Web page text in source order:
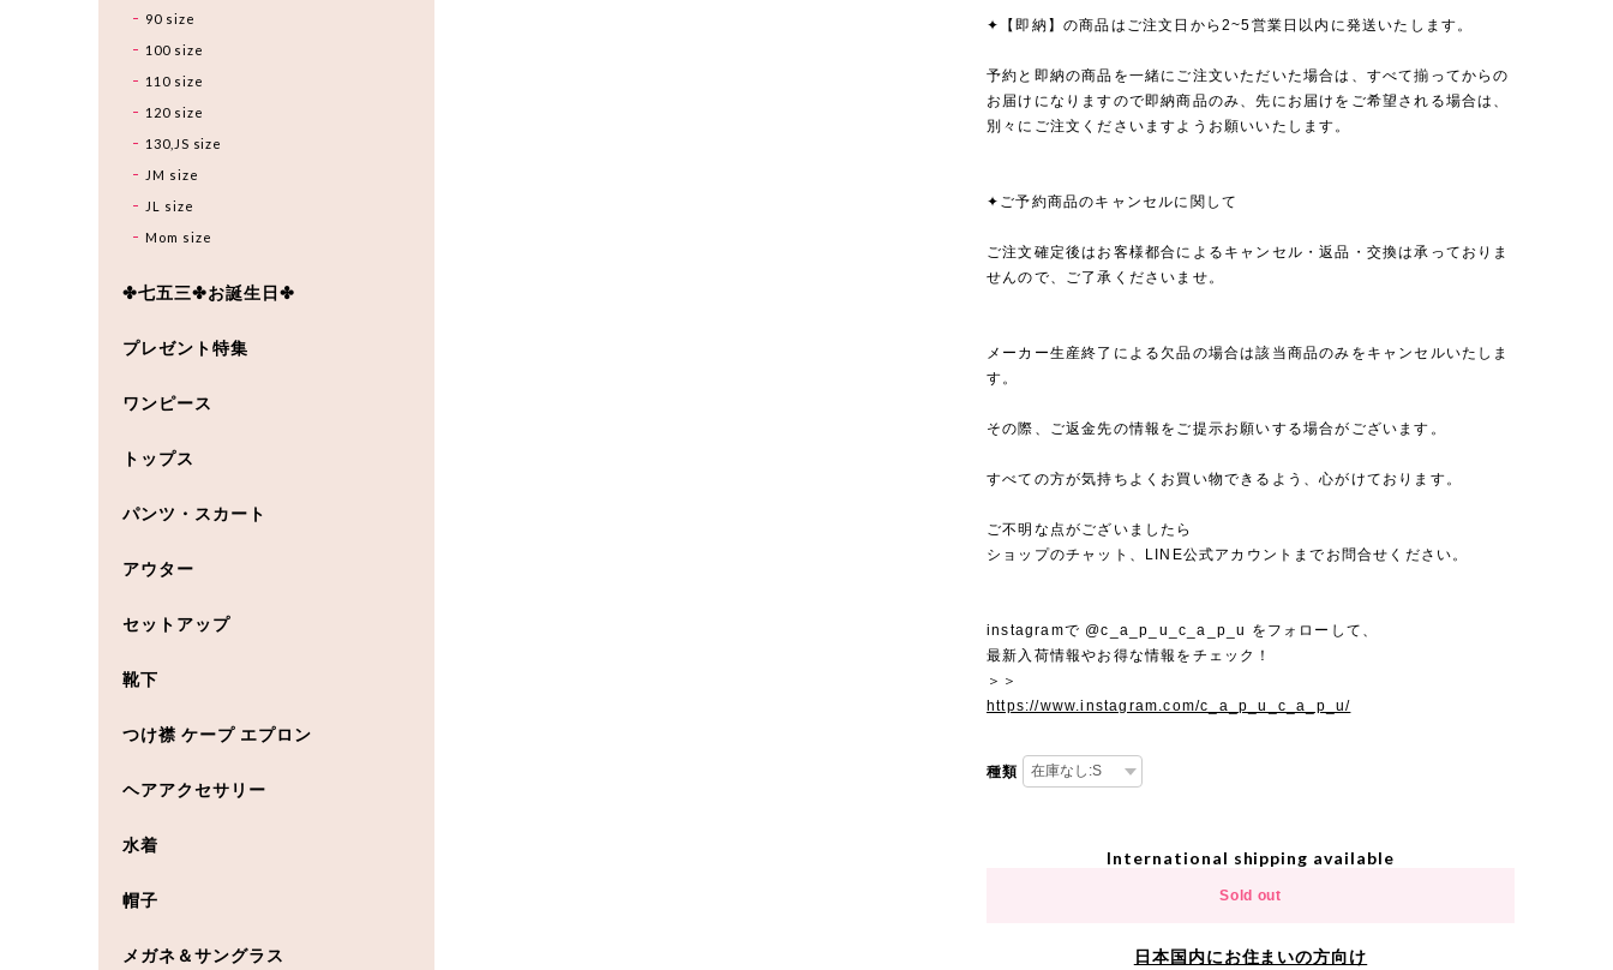
✦【即納】の商品はご注文日から2~5営業日以内に発送いたします。
予約と即納の商品を一緒にご注文いただいた場合は、すべて揃ってからの
お届けになりますので即納商品のみ、先にお届けをご希望される場合は、
別々にご注文くださいますようお願いいたします。
✦ご予約商品のキャンセルに関して
ご注文確定後はお客様都合によるキャンセル・返品・交換は承っておりま
せんので、ご了承くださいませ。
メーカー生産終了による欠品の場合は該当商品のみをキャンセルいたしま
す。
その際、ご返金先の情報をご提示お願いする場合がございます。
すべての方が気持ちよくお買い物できるよう、心がけております。
ご不明な点がございましたら
ショップのチャット、LINE公式アカウントまでお問合せください。
instagramで @c_a_p_u_c_a_p_u をフォローして、
最新入荷情報やお得な情報をチェック！
＞＞
https://www.instagram.com/c_a_p_u_c_a_p_u/
種類
International shipping available
Sold out
日本国内にお住まいの方向け
90 size
100 size
110 size
120 size
130,JS size
JM size
JL size
Mom size
✤七五三✤お誕生日✤
プレゼント特集
ワンピース
トップス
パンツ・スカート
アウター
セットアップ
靴下
つけ襟 ケープ エプロン
ヘアアクセサリー
水着
帽子
メガネ＆サングラス